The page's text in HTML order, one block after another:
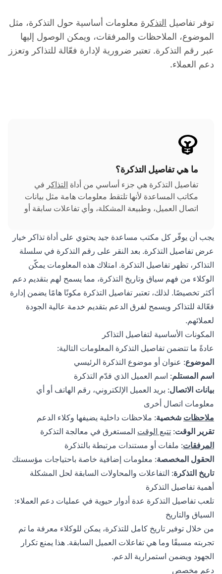
توفر تفاصيل التذكرة معلومات أساسية حول التذكرة، مثل
الموضوع، الملاحظات والمرفقات، ويمكن الوصول إليها
عبر رقم التذكرة. تعتبر ضرورية لإدارة فعّالة للتذاكر وتعزز
دعم العملاء.
ما هي تفاصيل التذكرة؟
تفاصيل التذكرة هي جزء أساسي من أداة التذاكر في
مكاتب المساعدة لأنها تلتقط معلومات هامة مثل بيانات
اتصال العميل، وطبيعة المشكلة، وأي تفاعلات سابقة أو
إضافية ذات صلة بالتذكرة.
يجب أن يوفّر كل مكتب مساعدة جيد يحتوي على أداة تذاكر خيار
عرض تفاصيل التذكرة. بعد النقر على رقم التذكرة في سلسلة
التذاكر، تظهر تفاصيل التذكرة. امتلاك هذه المعلومات يمكّن
الوكلاء من فهم سياق وتاريخ التذكرة، مما يسمح لهم بتقديم دعم
أكثر تخصيصًا. لذلك، تعتبر تفاصيل التذكرة مكونًا هامًا يضمن إدارة
فعّالة للتذاكر ويسمح لفرق الدعم بتقديم خدمة عالية الجودة
لعملائهم.
المكونات الأساسية لتفاصيل التذاكر
عادةً ما تتضمن تفاصيل التذكرة المعلومات التالية:
الموضوع: عنوان أو موضوع التذكرة الرئيسي
اسم المستلم: اسم العميل الذي قدّم التذكرة
بيانات الاتصال: بريد العميل الإلكتروني، رقم الهاتف أو أي
معلومات اتصال أخرى
ملاحظات شخصية: ملاحظات داخلية يضيفها وكلاء الدعم
تقرير الوقت: تتبع الوقت المستغرق في معالجة التذكرة
المرفقات: ملفات أو مستندات مرتبطة بالتذكرة
الحقول المخصصة: معلومات إضافية خاصة باحتياجات مؤسستك
تاريخ التذكرة: التفاعلات والمحاولات السابقة لحل المشكلة
أهمية تفاصيل التذكرة
تلعب تفاصيل التذكرة عدة أدوار حيوية في عمليات دعم العملاء:
السياق والتاريخ
من خلال توفير تاريخ كامل للتذكرة، يمكن للوكلاء معرفة ما تم
تجربته مسبقًا وما هي تفاعلات العميل السابقة. هذا يمنع تكرار
الجهود ويضمن استمرارية الدعم.
دعم مخصص